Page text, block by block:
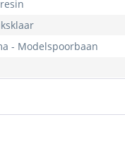
- Modelspoorbaan